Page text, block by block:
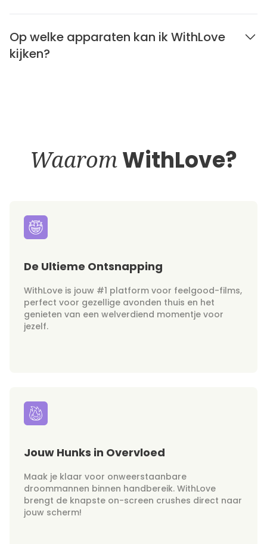
Op welke apparaten kan ik WithLove
kijken?
WaaromWithLove?
De Ultieme Ontsnapping
WithLove is jouw #1 platform voor feelgood-films,
perfect voor gezellige avonden thuis en het
genieten van een welverdiend momentje voor
jezelf.
Jouw Hunks in Overvloed
Maak je klaar voor onweerstaanbare
droommannen binnen handbereik. WithLove
brengt de knapste on-screen crushes direct naar
jouw scherm!